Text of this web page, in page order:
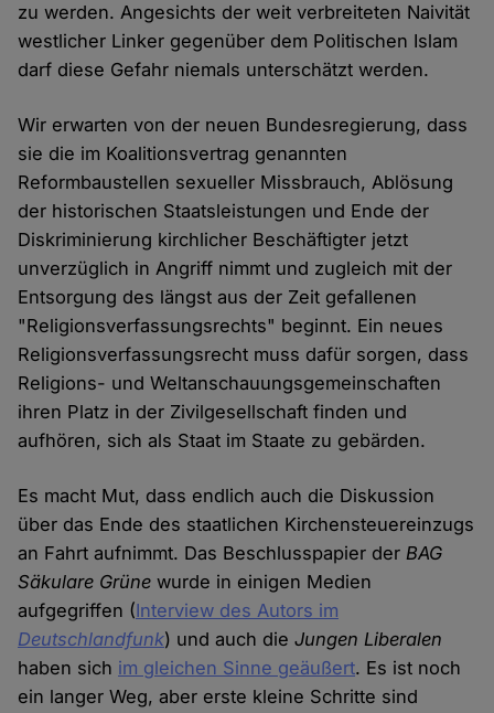
zu werden. Angesichts der weit verbreiteten Naivität
westlicher Linker gegenüber dem Politischen Islam
darf diese Gefahr niemals unterschätzt werden.
Wir erwarten von der neuen Bundesregierung, dass
sie die im Koalitionsvertrag genannten
Reformbaustellen sexueller Missbrauch, Ablösung
der historischen Staatsleistungen und Ende der
Diskriminierung kirchlicher Beschäftigter jetzt
unverzüglich in Angriff nimmt und zugleich mit der
Entsorgung des längst aus der Zeit gefallenen
"Religionsverfassungsrechts" beginnt. Ein neues
Religionsverfassungsrecht muss dafür sorgen, dass
Religions- und Weltanschauungsgemeinschaften
ihren Platz in der Zivilgesellschaft finden und
aufhören, sich als Staat im Staate zu gebärden.
Es macht Mut, dass endlich auch die Diskussion
über das Ende des staatlichen Kirchensteuereinzugs
an Fahrt aufnimmt. Das Beschlusspapier derBAG
Säkulare Grüne wurde in einigen Medien
aufgegriffen (Interview des Autors im
Deutschlandfunk) und auch dieJungen Liberalen
haben sich im gleichen Sinne geäußert. Es ist noch
ein langer Weg, aber erste kleine Schritte sind